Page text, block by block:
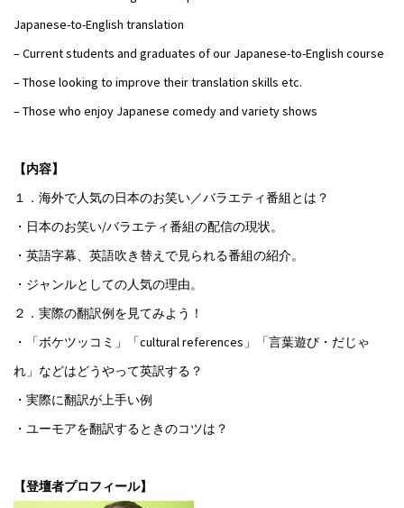
Japanese-to-English translation
– Current students and graduates of our Japanese-to-English course
– Those looking to improve their translation skills etc.
– Those who enjoy Japanese comedy and variety shows
【内容】
１．海外で人気の日本のお笑い／バラエティ番組とは？
・日本のお笑い/バラエティ番組の配信の現状。
・英語字幕、英語吹き替えで見られる番組の紹介。
・ジャンルとしての人気の理由。
２．実際の翻訳例を見てみよう！
・「ボケツッコミ」「cultural references」「言葉遊び・だじゃ
れ」などはどうやって英訳する？
・実際に翻訳が上手い例
・ユーモアを翻訳するときのコツは？
【登壇者プロフィール】